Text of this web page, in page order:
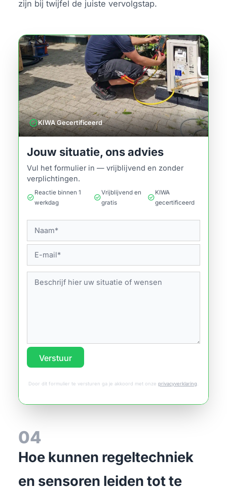
zijn bij twijfel de juiste vervolgstap.
verifiedKIWA Gecertificeerd
Jouw situatie, ons advies
Vul het formulier in — vrijblijvend en zonder
verplichtingen.
check_circle
Reactie binnen 1
werkdag
check_circle
Vrijblijvend en
gratis
check_circle
KIWA
gecertificeerd
Verstuur
Door dit formulier te versturen ga je akkoord met onze privacyverklaring.
04
Hoe kunnen regeltechniek
en sensoren leiden tot te